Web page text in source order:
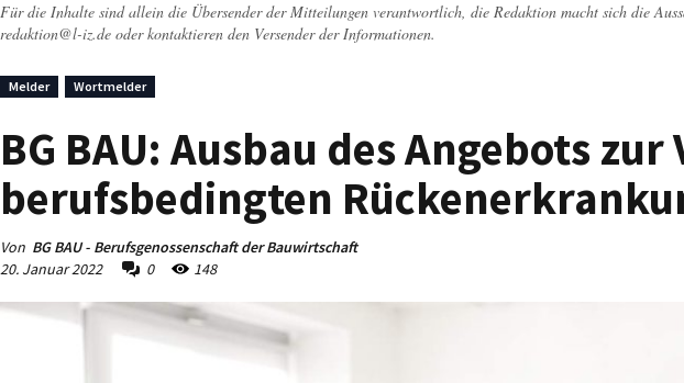
Für die Inhalte sind allein die Übersender der Mitteilungen verantwortlich, die Redaktion macht sich die
redaktion@l-iz.de oder kontaktieren den Versender der Informationen.
Melder Wortmelder
BG BAU: Ausbau des Angebots
berufsbedingten
Von BG BAU - Berufsgenossenschaft der Bauwirtschaft
20. Januar 2022
0 148